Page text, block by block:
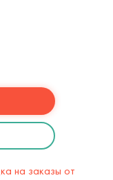
на заказы от